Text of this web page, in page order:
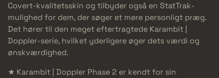
Covert-kvalitetsskin og tilbyder også en StatTrak-
mulighed for dem, der søger et mere personligt præg.
Det hører til den meget eftertragtede Karambit |
Doppler-serie, hvilket yderligere øger dets værdi og
ønskværdighed.
★ Karambit | Doppler Phase 2 er kendt for sin